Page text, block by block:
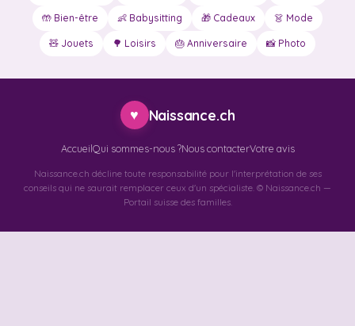
🤲 Bien-être 👶 Babysitting 🎁 Cadeaux 👗 Mode
🧸 Jouets 🌳 Loisirs 🎂 Anniversaire 📸 Photo
♥ Naissance.ch
Accueil Qui sommes-nous ?Nous contacterVotre avis
Naissance.ch décline toute responsabilité pour l'interprétation de ses
conseils qui ne saurait remplacer ceux d'un spécialiste. © Naissance.ch —
Portail suisse des familles.